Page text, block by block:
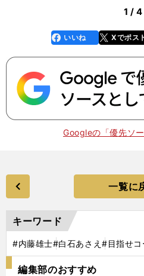
1 / 4
faceboo
k
いいね Xでポス
Googleの「優先ソ
一覧に
キーワード
#内藤雄士#白石あさえ#目指せコ
編集部のおすすめ